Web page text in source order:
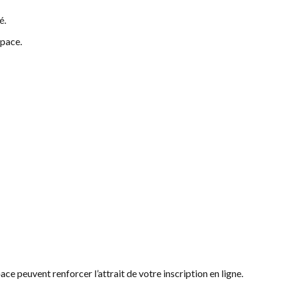
peuvent renforcer l’attrait de votre inscription en ligne.